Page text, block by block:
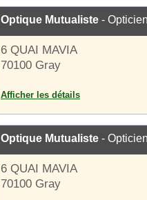
Optique Mutualiste -
6 QUAI MAVIA
70100 Gray
Afficher les détails
Optique Mutualiste -
6 QUAI MAVIA
70100 Gray